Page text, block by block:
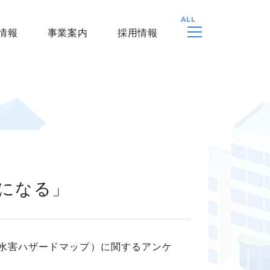
報 事業案内 採用情報
なる」
害ハザードマップ）に関するアンケ